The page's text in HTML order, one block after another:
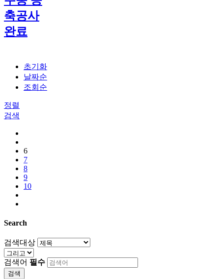
축공사
완료
초기화
날짜순
조회순
정렬
검색
6
7
8
9
10
Search
검색대상
검색어 필수
검색